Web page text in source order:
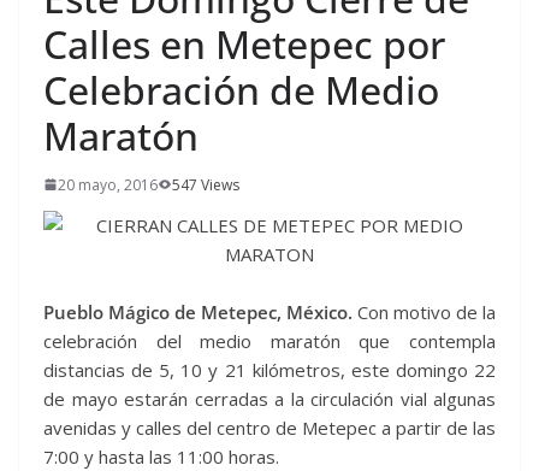
Calles en Metepec por
Celebración de Medio
Maratón
20 mayo, 2016 547 Views
Pueblo Mágico de Metepec, México. Con motivo de la
celebración del medio maratón que contempla
distancias de 5, 10 y 21 kilómetros, este domingo 22
de mayo estarán cerradas a la circulación vial algunas
avenidas y calles del centro de Metepec a partir de las
7:00 y hasta las 11:00 horas.